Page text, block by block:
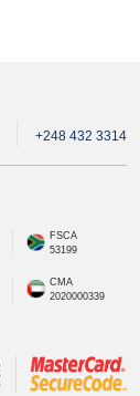
+248 432 3314
FSCA
53199
CMA
2020000339